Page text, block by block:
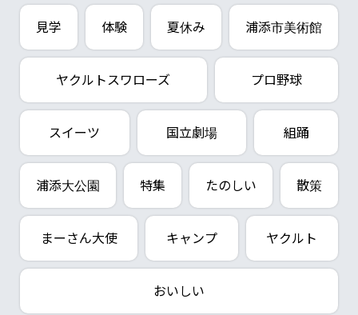
見学 体験 夏休み 浦添市美術館
ヤクルトスワローズ プロ野球
スイーツ 国立劇場 組踊
浦添大公園 特集 たのしい 散策
まーさん大使 キャンプ ヤクルト
おいしい